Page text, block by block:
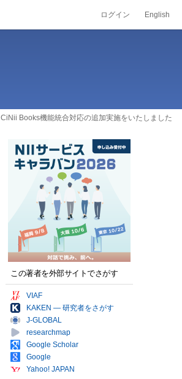
ログイン English
CiNii Books機能統合対応の追加実施をいたしました
この著者を外部サイトでさがす
VIAF
KAKEN — 研究者をさがす
J-GLOBAL
researchmap
Google Scholar
Google
Yahoo! JAPAN